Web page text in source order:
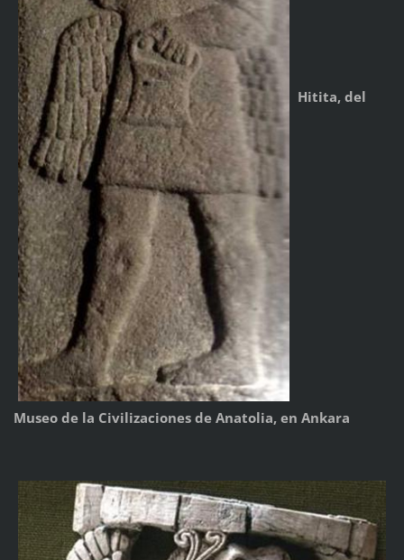
Hitita, del
Museo de la Civilizaciones de Anatolia, en Ankara